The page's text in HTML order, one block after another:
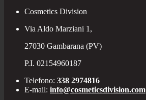
Cosmetics Division
Via Aldo Marziani 1,
27030 Gambarana (PV)
P.I. 02154960187
Telefono: 338 2974816
E-mail: info@cosmeticsdivision.com